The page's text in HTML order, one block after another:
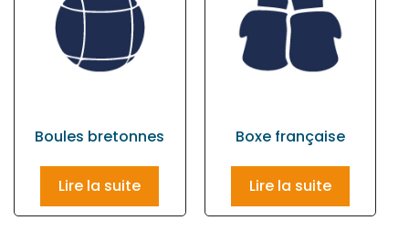
Boules bretonnes
Lire la suite
Boxe française
Lire la suite